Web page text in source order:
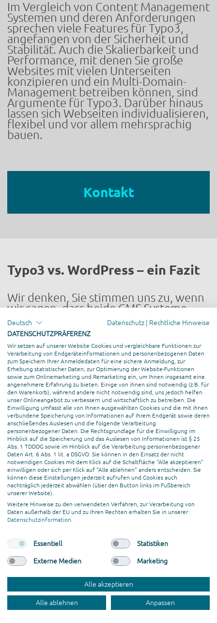
Im Vergleich von Content Management
Systemen und deren Anforderungen
sprechen viele Features für Typo3,
angefangen von der Sicherheit und
Stabilität. Auch die Skalierbarkeit und
Performance, mit denen Sie große
Websites mit vielen Unterseiten
konzipieren und ein Multi-Domain-
Management betreiben können, sind
Argumente für Typo3. Darüber hinaus
lassen sich Webseiten individualisieren,
flexibel und vor allem mehrsprachig
bauen.
Kontakt
Typo3 vs. WordPress – ein Fazit
Wir denken, Sie stimmen uns zu, wenn
wir sagen, dass beide CMS Systeme,
trotz der kleinen Unterschiede, eine
leistungsstarke Basis für den Bau Ihrer
Website bieten können. Natürlich
haben die Systeme Ihre Vor- und
Nachteile, deshalb müssen Sie für die
richtige Wahl zuallererst Ihren Bedarf
eruieren und alle Features mit diesem
übereinander legen. Wenn Sie mit
diesem Blogbeitrag schon erkennen
konnten, welchen Weg Sie gehen
möchten, sagen wir: Challenge
completed!
Sollten Sie sich für das CMS WordPress
entschieden und Fragen haben? Dann
rufen Sie uns an! Wir arbeiten seit
Jahren mit WordPress und stehen
Ihnen nicht nur Rede und Antwort,
sondern führen Sie auch in einer Demo
durch das System. Aber das ist noch
nicht alles: Sofern Sie Unterstützung
Website benötigen, helfen wir Ihnen
gerne, eruieren Ihren Status Quo,
definieren Ziele und einen gesamten
Projektplan und konzipieren auf
Wunsch Ihre Website-Lösung.
Sie haben sich für das WordPress CMS
entschieden und haben Fragen? RUFEN
Deutsch Datenschutz | Rechtliche Hinweise
DATENSCHUTZPRÄFERENZ
Wir setzen auf unserer Website Cookies und vergleichbare Funktionen zur
Verarbeitung von Endgeräteinformationen und personenbezogenen Daten
zum Speichern Ihrer Anmeldedaten für eine sichere Anmeldung, zur
Erhebung statistischer Daten, zur Optimierung der Website-Funktionen
sowie zum Onlinemarketing und Remarketing ein, um Ihnen insgesamt eine
angenehmere Erfahrung zu bieten. Einige von ihnen sind notwendig (z.B. für
den Warenkorb), während andere nicht notwendig sind, uns jedoch helfen
unser Onlineangebot zu verbessern und wirtschaftlich zu betreiben. Die
Einwilligung umfasst alle von Ihnen ausgewählten Cookies und die mit ihnen
verbundene Speicherung von Informationen auf Ihrem Endgerät sowie deren
anschließendes Auslesen und die folgende Verarbeitung
personenbezogener Daten. Die Rechtsgrundlage für die Einwilligung im
Hinblick auf die Speicherung und das Auslesen von Informationen ist § 25
Abs. 1 TDDDG sowie im Hinblick auf die Verarbeitung personenbezogener
Daten Art. 6 Abs. 1 lit. a DSGVO. Sie können in den Einsatz der nicht
notwendigen Cookies mit dem Klick auf die Schaltfläche “Alle akzeptieren”
einwilligen oder sich per Klick auf “Alle ablehnen” anders entscheiden. Sie
können diese Einstellungen jederzeit aufrufen und Cookies auch
nachträglich jederzeit abwählen (über den Button links im Fußbereich
unserer Website).
Weitere Hinweise zu den verwendeten Verfahren, zur Verarbeitung von
Daten außerhalb der EU und zu Ihren Rechten erhalten Sie in unserer
Datenschutzinformation
Essentiell Statistiken
Externe Medien Marketing
Alle akzeptieren
Alle ablehnen Anpassen